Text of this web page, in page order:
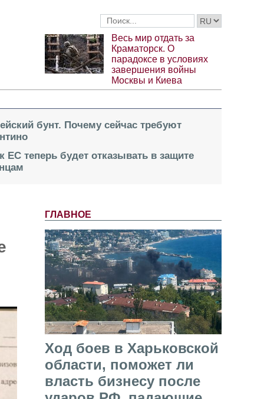
Весь мир отдать за
Краматорск. О
парадоксе в условиях
завершения войны
Москвы и Киева
бунт. Почему сейчас требуют
ЕС теперь будет отказывать в защите
ГЛАВНОЕ
Ход боев в Харьковской
области, поможет ли
власть бизнесу после